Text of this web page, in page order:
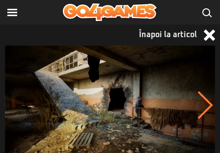
Înapoi la articol